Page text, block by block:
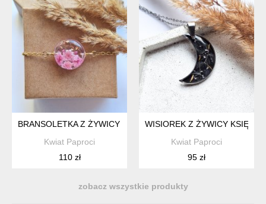
BRANSOLETKA Z ŻYWICY RÓŻOWA GIPSÓWKA
Kwiat Paproci
110 zł
WISIOREK Z ŻYWICY
Kwiat Paproci
95 zł
zobacz wszystkie produkty